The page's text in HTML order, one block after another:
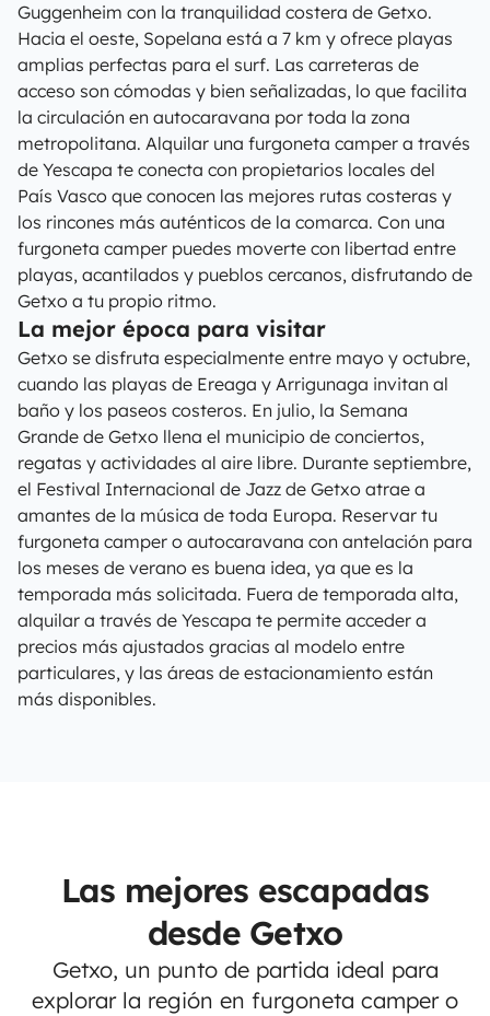
Guggenheim con la tranquilidad costera de Getxo.
Hacia el oeste, Sopelana está a 7 km y ofrece playas
amplias perfectas para el surf. Las carreteras de
acceso son cómodas y bien señalizadas, lo que facilita
la circulación en autocaravana por toda la zona
metropolitana. Alquilar una furgoneta camper a través
de Yescapa te conecta con propietarios locales del
País Vasco que conocen las mejores rutas costeras y
los rincones más auténticos de la comarca. Con una
furgoneta camper puedes moverte con libertad entre
playas, acantilados y pueblos cercanos, disfrutando de
Getxo a tu propio ritmo.
La mejor época para visitar
Getxo se disfruta especialmente entre mayo y octubre,
cuando las playas de Ereaga y Arrigunaga invitan al
baño y los paseos costeros. En julio, la Semana
Grande de Getxo llena el municipio de conciertos,
regatas y actividades al aire libre. Durante septiembre,
el Festival Internacional de Jazz de Getxo atrae a
amantes de la música de toda Europa. Reservar tu
furgoneta camper o autocaravana con antelación para
los meses de verano es buena idea, ya que es la
temporada más solicitada. Fuera de temporada alta,
alquilar a través de Yescapa te permite acceder a
precios más ajustados gracias al modelo entre
particulares, y las áreas de estacionamiento están
más disponibles.
Las mejores escapadas
desde Getxo
Getxo, un punto de partida ideal para
explorar la región en furgoneta camper o